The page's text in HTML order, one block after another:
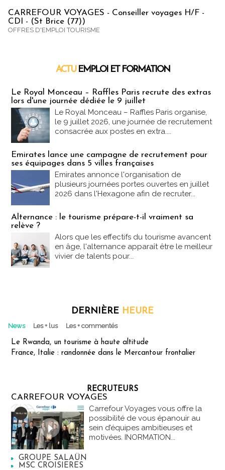
CARREFOUR VOYAGES - Conseiller voyages H/F -
CDI - (St Brice (77))
OFFRES D'EMPLOI TOURISME
ACTU EMPLOI ET FORMATION
Le Royal Monceau – Raffles Paris recrute des extras
lors d'une journée dédiée le 9 juillet
Le Royal Monceau – Raffles Paris organise,
le 9 juillet 2026, une journée de recrutement
consacrée aux postes en extra....
Emirates lance une campagne de recrutement pour
ses équipages dans 5 villes françaises
Emirates annonce l'organisation de
plusieurs journées portes ouvertes en juillet
2026 dans l'Hexagone afin de recruter...
Alternance : le tourisme prépare-t-il vraiment sa
relève ?
Alors que les effectifs du tourisme avancent
en âge, l'alternance apparaît être le meilleur
vivier de talents pour...
DERNIÈRE HEURE
News Les + lus Les + commentés
Le Rwanda, un tourisme à haute altitude
France, Italie : randonnée dans le Mercantour frontalier
RECRUTEURS
CARREFOUR VOYAGES
Carrefour Voyages vous offre la
possibilité de vous épanouir au
sein d’équipes ambitieuses et
motivées. INORMATION...
GROUPE SALAÜN
MSC CROISIERES